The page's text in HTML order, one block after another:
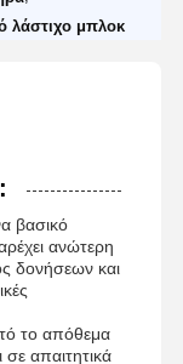
λάστιχο μπλοκ
βασικό
ανώτερη
δονήσεων και
το απόθεμα
σε απαιτητικά